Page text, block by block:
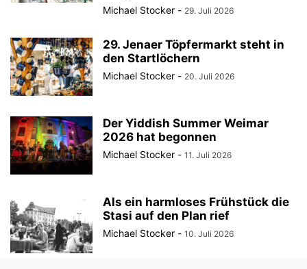
Michael Stocker - 29. Juli 2026
29. Jenaer Töpfermarkt steht in
den Startlöchern
Michael Stocker - 20. Juli 2026
Der Yiddish Summer Weimar
2026 hat begonnen
Michael Stocker - 11. Juli 2026
Als ein harmloses Frühstück die
Stasi auf den Plan rief
Michael Stocker - 10. Juli 2026